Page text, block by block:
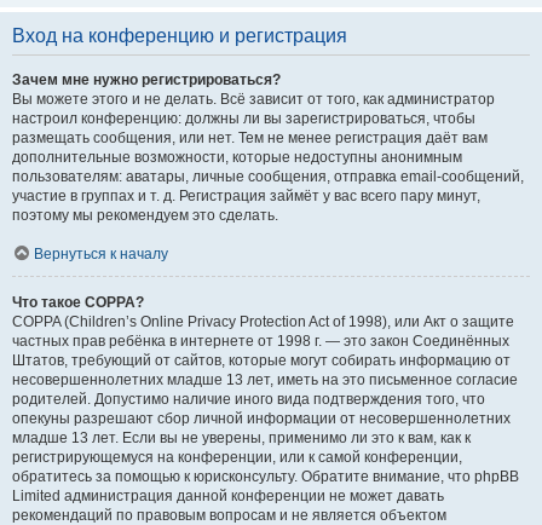
Вход на конференцию и регистрация
Зачем мне нужно регистрироваться?
Вы можете этого и не делать. Всё зависит от того, как администратор
настроил конференцию: должны ли вы зарегистрироваться, чтобы
размещать сообщения, или нет. Тем не менее регистрация даёт вам
дополнительные возможности, которые недоступны анонимным
пользователям: аватары, личные сообщения, отправка email-сообщений,
участие в группах и т. д. Регистрация займёт у вас всего пару минут,
поэтому мы рекомендуем это сделать.
Вернуться к началу
Что такое COPPA?
COPPA (Children’s Online Privacy Protection Act of 1998), или Акт о защите
частных прав ребёнка в интернете от 1998 г. — это закон Соединённых
Штатов, требующий от сайтов, которые могут собирать информацию от
несовершеннолетних младше 13 лет, иметь на это письменное согласие
родителей. Допустимо наличие иного вида подтверждения того, что
опекуны разрешают сбор личной информации от несовершеннолетних
младше 13 лет. Если вы не уверены, применимо ли это к вам, как к
регистрирующемуся на конференции, или к самой конференции,
обратитесь за помощью к юрисконсульту. Обратите внимание, что phpBB
Limited администрация данной конференции не может давать
рекомендаций по правовым вопросам и не является объектом